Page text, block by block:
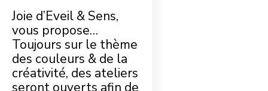
Joie d’Eveil & Sens,
vous propose…
Toujours sur le thème
des couleurs & de la
créativité, des ateliers
seront ouverts afin de